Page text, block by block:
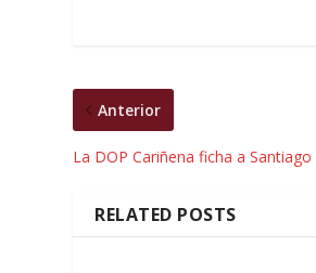
Anterior
La DOP Cariñena ficha a
RELATED POSTS